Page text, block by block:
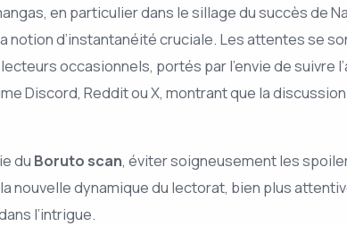
en particulier dans le sillage du succès de
d’instantanéité cruciale. Les attentes se
occasionnels, portés par l’envie de suivre
Discord, Reddit ou X, montrant que la
du Boruto scan, éviter soigneusement les
dynamique du lectorat, bien plus
l’intrigue.